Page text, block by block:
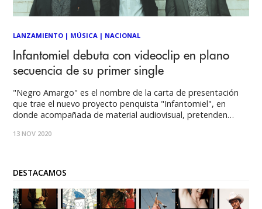
LANZAMIENTO | MÚSICA | NACIONAL
Infantomiel debuta con videoclip en plano
secuencia de su primer single
"Negro Amargo" es el nombre de la carta de presentación
que trae el nuevo proyecto penquista "Infantomiel", en
donde acompañada de material audiovisual, pretenden
Gómez y Rodrigo Isla, es la terna que conforma el nuevo
13 NOV 2020
DESTACAMOS